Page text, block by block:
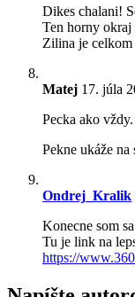
Dikes chalani!
Ten horny okraj
Zilina je celkom
Matej 17. júla
Pecka ako
Pekne ukáže
Ondrej_Kralik
Konecne som
Tu je link na
https://